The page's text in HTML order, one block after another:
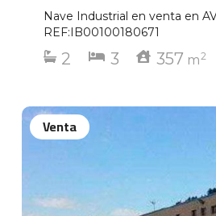
Nave Industrial en venta en
REF:IB00100180671
2 3 357 m2
Venta